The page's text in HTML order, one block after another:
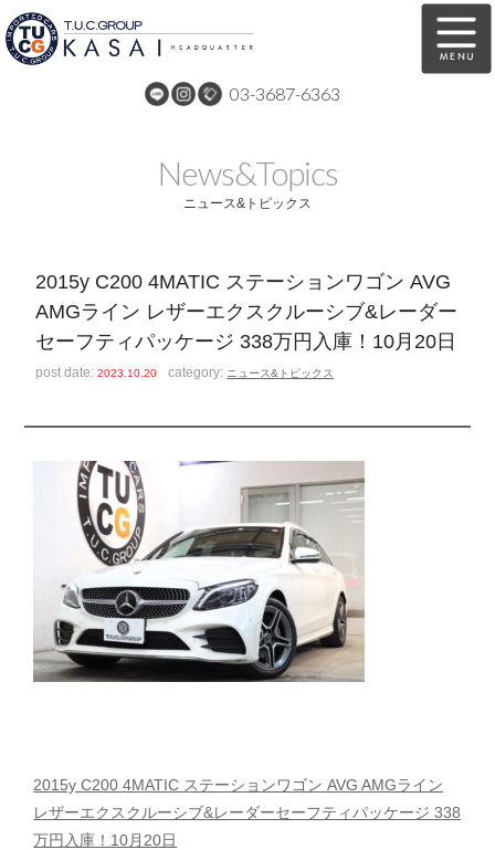
03-3687-6363
全国納車 特別作業
注文販売 自動車保険
お問い合わせ 会社概要
スタッフblog
ホーム T.U.C.GROUP
News&Topics
ニュース&トピックス
2015y C200 4MATIC ステーションワゴン AVG
AMGライン レザーエクスクルーシブ&レーダー
セーフティパッケージ 338万円入庫！10月20日
post date:2023.10.20 category: ニュース&トピックス
2015y C200 4MATIC ステーションワゴン AVG AMGライン
レザーエクスクルーシブ&レーダーセーフティパッケージ 338
万円入庫！10月20日